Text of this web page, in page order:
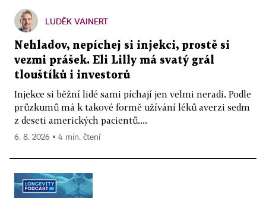
LUDĚK VAINERT
Nehladov, nepíchej si injekci, prostě si
vezmi prášek. Eli Lilly má svatý grál
tlouštíků i investorů
Injekce si běžní lidé sami píchají jen velmi neradi. Podle
průzkumů má k takové formě užívání léků averzi sedm
z deseti amerických pacientů....
6. 8. 2026 ▪ 4 min. čtení